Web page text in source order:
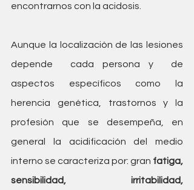
encontrarnos con la acidosis.
Aunque la localización de las lesiones
depende  cada persona y  de
aspectos específicos como la
herencia genética, trastornos y la
profesión que se desempeña, en
general la acidificación del medio
interno se caracteriza por: gran fatiga,
sensibilidad, irritabilidad,